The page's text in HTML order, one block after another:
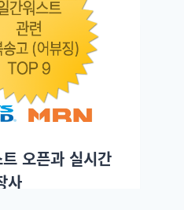
오픈과 실시간
사